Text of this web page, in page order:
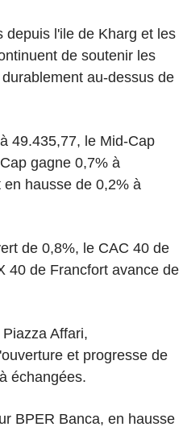
depuis l'ile de Kharg et les
de soutenir les
au-dessus de
49.435,77, le Mid-Cap
gagne 0,7% à
hausse de 0,2% à
de 0,8%, le CAC 40 de
40 de Francfort avance de
Affari,
et progresse de
échangées.
BPER Banca, en hausse